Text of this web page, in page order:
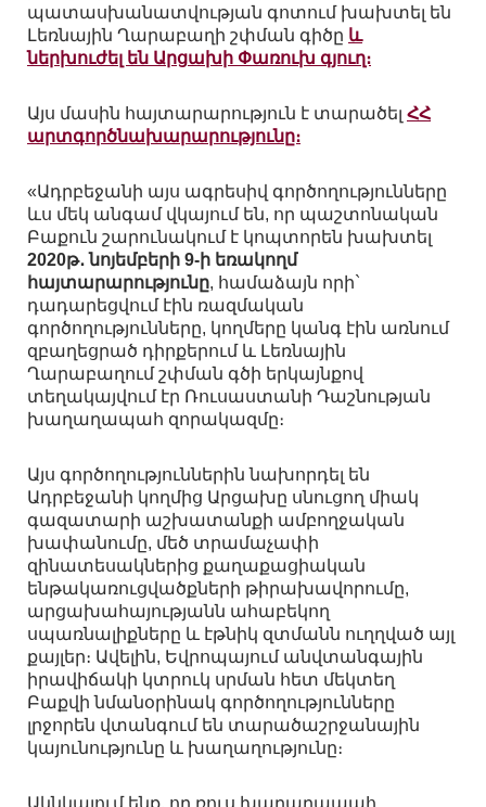
պատասխանատվության գոտում խախտել են
Լեռնային Ղարաբաղի շփման գիծը և
ներխուժել են Արցախի Փառուխ գյուղ։
Այս մասին հայտարարություն է տարածել ՀՀ
արտգործնախարարությունը։
«Ադրբեջանի այս ագրեսիվ գործողությունները
ևս մեկ անգամ վկայում են, որ պաշտոնական
Բաքուն շարունակում է կոպտորեն խախտել
2020թ․ նոյեմբերի 9-ի եռակողմ
հայտարարությունը, համաձայն որի`
դադարեցվում էին ռազմական
գործողությունները, կողմերը կանգ էին առնում
զբաղեցրած դիրքերում և Լեռնային
Ղարաբաղում շփման գծի երկայնքով
տեղակայվում էր Ռուսաստանի Դաշնության
խաղաղապահ զորակազմը։
Այս գործողություններին նախորդել են
Ադրբեջանի կողմից Արցախը սնուցող միակ
գազատարի աշխատանքի ամբողջական
խափանումը, մեծ տրամաչափի
զինատեսակներից քաղաքացիական
ենթակառուցվածքների թիրախավորումը,
արցախահայությանն ահաբեկող
սպառնալիքները և էթնիկ զտմանն ուղղված այլ
քայլեր։ Ավելին, Եվրոպայում անվտանգային
իրավիճակի կտրուկ սրման հետ մեկտեղ
Բաքվի նմանօրինակ գործողությունները
լրջորեն վտանգում են տարածաշրջանային
կայունությունը և խաղաղությունը։
Ակնկալում ենք, որ ռուս խաղաղապահ